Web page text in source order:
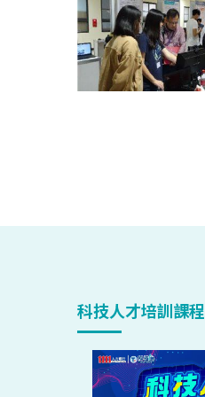
科技人才培訓課程